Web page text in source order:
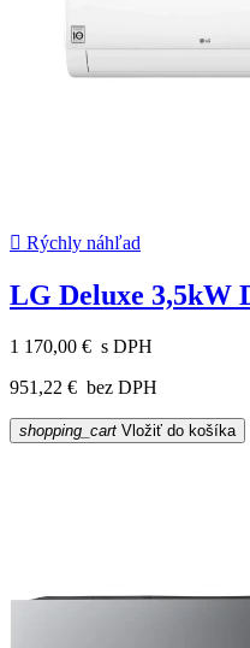
 Rýchly náhľad
LG Deluxe 3,5kW
1 170,00 € s DPH
951,22 € bez DPH
shopping_cart Vložiť do košíka